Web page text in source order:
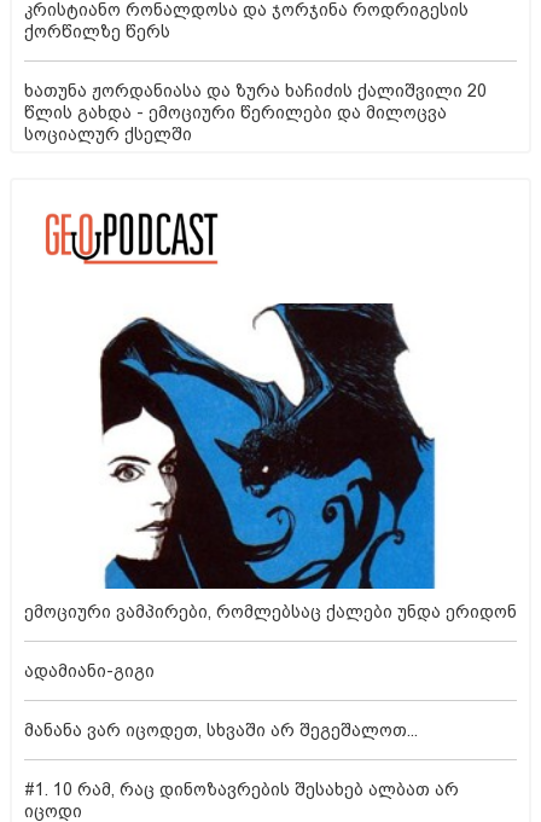
კრისტიანო რონალდოსა და ჯორჯინა როდრიგესის
ქორწილზე წერს
ხათუნა ჟორდანიასა და ზურა ხაჩიძის ქალიშვილი 20
წლის გახდა - ემოციური წერილები და მილოცვა
სოციალურ ქსელში
ემოციური ვამპირები, რომლებსაც ქალები უნდა ერიდონ
ადამიანი-გიგი
მანანა ვარ იცოდეთ, სხვაში არ შეგეშალოთ...
#1. 10 რამ, რაც დინოზავრების შესახებ ალბათ არ
იცოდი